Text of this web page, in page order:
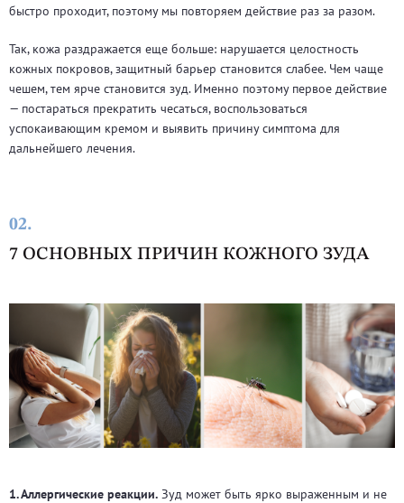
быстро проходит, поэтому мы повторяем действие раз за разом.
Так, кожа раздражается еще больше: нарушается целостность
кожных покровов, защитный барьер становится слабее. Чем чаще
чешем, тем ярче становится зуд. Именно поэтому первое действие
— постараться прекратить чесаться, воспользоваться
успокаивающим кремом и выявить причину симптома для
дальнейшего лечения.
02.
7 ОСНОВНЫХ ПРИЧИН КОЖНОГО ЗУДА
1. Аллергические реакции. Зуд может быть ярко выраженным и не